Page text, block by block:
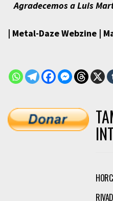
Agradecemos a Luis
| Metal-Daze Webzine |